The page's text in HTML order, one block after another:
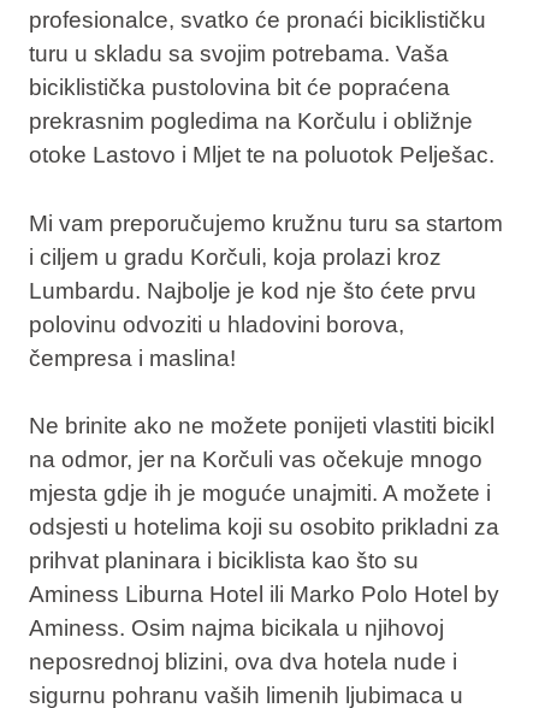
profesionalce, svatko će pronaći biciklističku
turu u skladu sa svojim potrebama. Vaša
biciklistička pustolovina bit će popraćena
prekrasnim pogledima na Korčulu i obližnje
otoke Lastovo i Mljet te na poluotok Pelješac.
Mi vam preporučujemo kružnu turu sa startom
i ciljem u gradu Korčuli, koja prolazi kroz
Lumbardu. Najbolje je kod nje što ćete prvu
polovinu odvoziti u hladovini borova,
čempresa i maslina!
Ne brinite ako ne možete ponijeti vlastiti bicikl
na odmor, jer na Korčuli vas očekuje mnogo
mjesta gdje ih je moguće unajmiti. A možete i
odsjesti u hotelima koji su osobito prikladni za
prihvat planinara i biciklista kao što su
Aminess Liburna Hotel ili Marko Polo Hotel by
Aminess. Osim najma bicikala u njihovoj
neposrednoj blizini, ova dva hotela nude i
sigurnu pohranu vaših limenih ljubimaca u